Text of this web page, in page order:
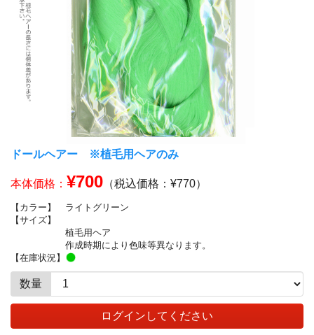
ドールヘアー ※植毛用ヘアのみ
本体価格： ¥700 （税込価格：¥770）
【カラー】
ライトグリーン
【サイズ】
植毛用ヘア
作成時期により色味等異なります。
【在庫状況】
数量
ログインしてください